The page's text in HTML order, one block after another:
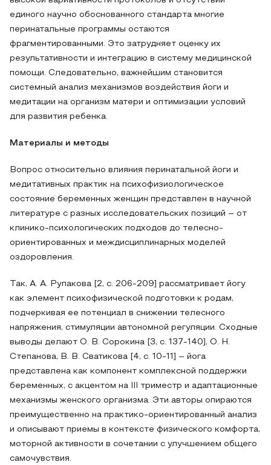
единого научно обоснованного стандарта многие
перинатальные программы остаются
фрагментированными. Это затрудняет оценку их
результативности и интеграцию в систему медицинской
помощи. Следовательно, важнейшим становится
системный анализ механизмов воздействия йоги и
медитации на организм матери и оптимизации условий
для развития ребенка.
Материалы и методы
Вопрос относительно влияния перинатальной йоги и
медитативных практик на психофизиологическое
состояние беременных женщин представлен в научной
литературе с разных исследовательских позиций – от
клинико-психологических подходов до телесно-
ориентированных и междисциплинарных моделей
оздоровления.
Так, A. A. Рупакова [2, с. 206-209] рассматривает йогу
как элемент психофизической подготовки к родам,
подчеркивая ее потенциал в снижении телесного
напряжения, стимуляции автономной регуляции. Сходные
выводы делают О. В. Сорокина [3, с. 137-140], О. Н.
Степанова, В. В. Сватикова [4, с. 10-11] – йога
представлена как компонент комплексной поддержки
беременных, с акцентом на III триместр и адаптационные
механизмы женского организма. Эти авторы опираются
преимущественно на практико-ориентированный анализ
и описывают приемы в контексте физического комфорта,
моторной активности в сочетании с улучшением общего
самочувствия.